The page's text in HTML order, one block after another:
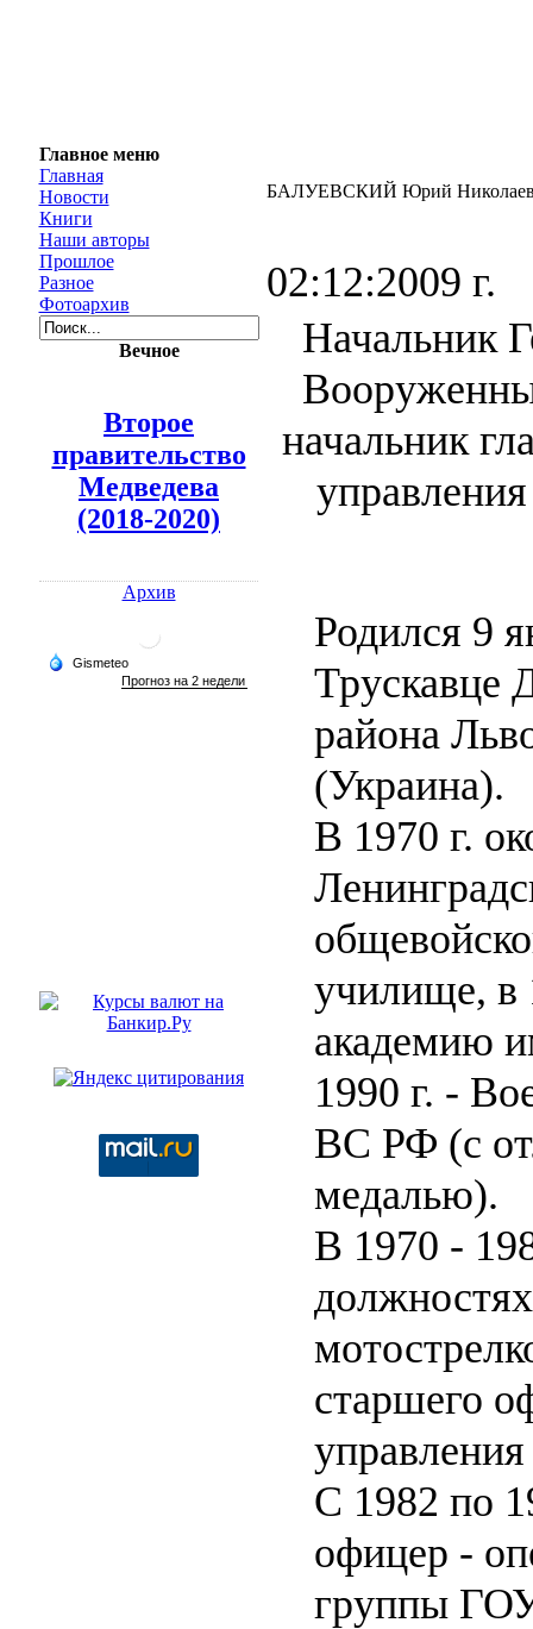
Главное меню
Главная
Новости
Книги
Наши авторы
Прошлое
Разное
Фотоархив
Вечное
Второе
правительство
Медведева
(2018-2020)
Архив
БАЛУЕВСКИЙ Юрий
02:12:2009 г.
Начальник
начальник
Родился 9
Трускавце
района
(Украина).
В 1970 г.
училище, в
академию
1990 г. -
ВС РФ (с
медалью).
В 1970 -
старшего
С 1982 по
офицер -
группы